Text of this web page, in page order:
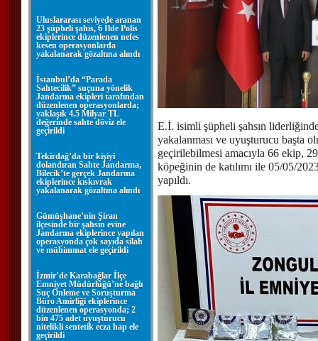
Uluslararası seviyede aranan
23 şüpheli şahıs, 6 İlde Polis
ekiplerince düzenlenen nefes
kesen operasyonlarda
yakalanarak gözaltına alındı
İstanbul’da “Parada
Sahtecilik” suçuna yönelik
Jandarma ekipleri tarafından
düzenlenen operasyonlarda;
yaklaşık 4.5 Milyar TL
değerinde sahte döviz ele
geçirildi
Tekirdağ’da bir kişiyi
dolandıran Sahte Jandarma,
Bilecik’te gerçek Jandarma
ekiplerince kıskıvrak
yakalanarak gözaltına alındı
Gümüşhane’nin Şiran
ilçesinde bir şahsın evine
Jandarma ekiplerince yapılan
operasyonda çok sayıda silah
ve mühimmat ele geçirildi
İzmir’de Karabağlar İlçe
Emniyet Müdürlüğü’ne bağlı
Suç Önleme ve Soruşturma
Büro Amirliği ekiplerince
düzenlenen operasyonda; 2
bin 475 adet uyuşturucu
nitelikli sentetik ecza hap ele
geçirildi
E.İ. isimli şüpheli şahsın
yakalanması ve uyuşturucu başta
geçirilebilmesi amacıyla 66 ekip,
köpeğinin de katılımı ile 05/05/
yapıldı.